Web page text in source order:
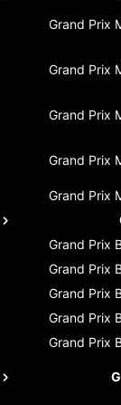
Grand Prix
Grand Prix
Grand Prix
Grand Prix
Grand Prix
Grand Prix
Grand Prix
Grand Prix
Grand Prix
Grand Prix